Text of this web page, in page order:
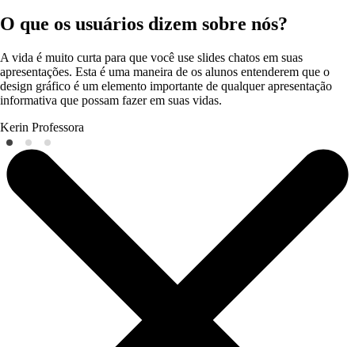
O que os usuários dizem sobre nós?
A vida é muito curta para que você use slides chatos em suas
apresentações. Esta é uma maneira de os alunos entenderem que o
design gráfico é um elemento importante de qualquer apresentação
informativa que possam fazer em suas vidas.
Kerin Professora